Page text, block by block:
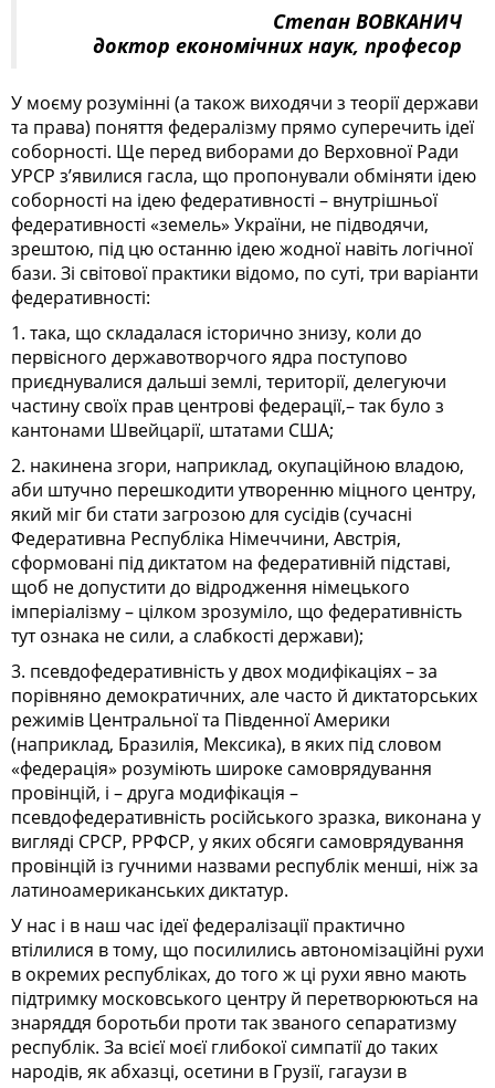
Степан ВОВКАНИЧ
доктор економічних наук, професор
У моєму розумінні (а також виходячи з теорії держави
та права) поняття федералізму прямо суперечить ідеї
соборності. Ще перед виборами до Верховної Ради
УРСР з’явилися гасла, що пропонували обміняти ідею
соборності на ідею федеративності – внутрішньої
федеративності «земель» України, не підводячи,
зрештою, під цю останню ідею жодної навіть логічної
бази. Зі світової практики відомо, по суті, три варіанти
федеративності:
1. така, що складалася історично знизу, коли до
первісного державотворчого ядра поступово
приєднувалися дальші землі, території, делегуючи
частину своїх прав центрові федерації,– так було з
кантонами Швей­царії, штатами США;
2. накинена згори, наприклад, окупаційною владою,
аби штучно перешкодити утворенню міцного центру,
який міг би стати загрозою для сусідів (сучасні
Федеративна Республіка Німеччини, Австрія,
сформовані під диктатом на федеративній підставі,
щоб не допустити до відродження німецького
імперіалізму – цілком зрозуміло, що федеративність
тут ознака не сили, а слабкості держави);
3. псевдофедеративність у двох модифікаціях – за
порівняно демократичних, але часто й диктаторських
режимів Центральної та Південної Америки
(наприклад, Бразилія, Мексика), в яких під словом
«федерація» розуміють широке самоврядування
провінцій, і – друга модифікація –
псевдофедеративність російського зразка, виконана у
вигляді СРСР, РРФСР, у яких обсяги самоврядування
провінцій із гучними назвами республік менші, ніж за
латиноамериканських диктатур.
У нас і в наш час ідеї федералізації практично
втілилися в тому, що посилились автономізаційні рухи
в окремих республіках, до того ж ці рухи явно мають
підтримку московського центру й перетворюються на
знаряддя боротьби проти так званого сепаратизму
республік. За всієї моєї глибокої симпатії до таких
народів, як абхазці, осетини в Грузії, гагаузи в